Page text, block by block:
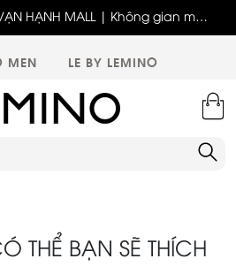
HẠNH MALL | Không gian mới,
ưu đãi tri ân đặc biệt
MEN LE BY LEMINO
THỂ BẠN SẼ THÍCH